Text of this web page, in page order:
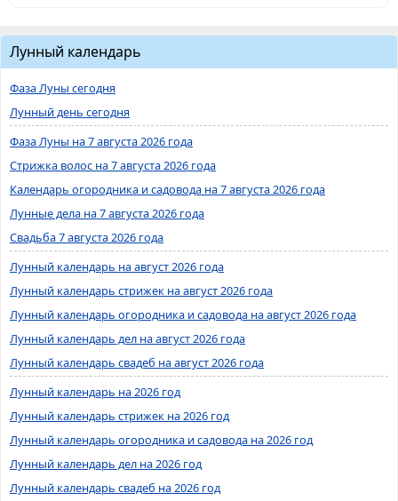
Лунный календарь
Фаза Луны сегодня
Лунный день сегодня
Фаза Луны на 7 августа 2026 года
Стрижка волос на 7 августа 2026 года
Календарь огородника и садовода на 7 августа 2026 года
Лунные дела на 7 августа 2026 года
Свадьба 7 августа 2026 года
Лунный календарь на август 2026 года
Лунный календарь стрижек на август 2026 года
Лунный календарь огородника и садовода на август 2026 года
Лунный календарь дел на август 2026 года
Лунный календарь свадеб на август 2026 года
Лунный календарь на 2026 год
Лунный календарь стрижек на 2026 год
Лунный календарь огородника и садовода на 2026 год
Лунный календарь дел на 2026 год
Лунный календарь свадеб на 2026 год